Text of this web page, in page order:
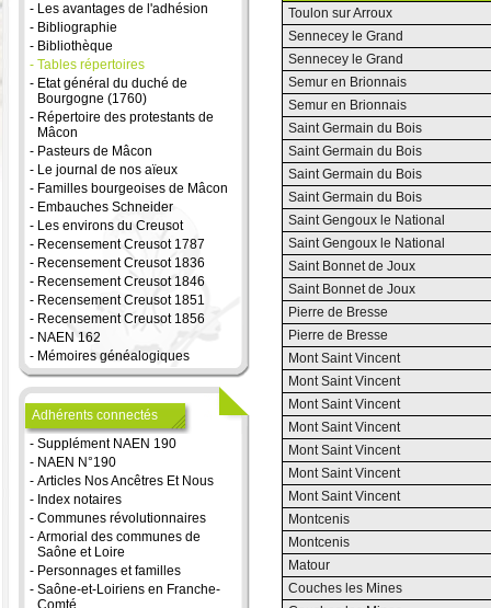
- Les avantages de l'adhésion
- Bibliographie
- Bibliothèque
- Tables répertoires
- Etat général du duché de
Bourgogne (1760)
- Répertoire des protestants de
Mâcon
- Pasteurs de Mâcon
- Le journal de nos aïeux
- Familles bourgeoises de Mâcon
- Embauches Schneider
- Les environs du Creusot
- Recensement Creusot 1787
- Recensement Creusot 1836
- Recensement Creusot 1846
- Recensement Creusot 1851
- Recensement Creusot 1856
- NAEN 162
- Mémoires généalogiques
Adhérents connectés
- Supplément NAEN 190
- NAEN N°190
- Articles Nos Ancêtres Et Nous
- Index notaires
- Communes révolutionnaires
- Armorial des communes de
Saône et Loire
- Personnages et familles
- Saône-et-Loiriens en Franche-
Comté
Toulon sur Arroux
Sennecey le Grand
Sennecey le Grand
Semur en Brionnais
Semur en Brionnais
Saint Germain du Bois
Saint Germain du Bois
Saint Germain du Bois
Saint Germain du Bois
Saint Gengoux le National
Saint Gengoux le National
Saint Bonnet de Joux
Saint Bonnet de Joux
Pierre de Bresse
Pierre de Bresse
Mont Saint Vincent
Mont Saint Vincent
Mont Saint Vincent
Mont Saint Vincent
Mont Saint Vincent
Mont Saint Vincent
Mont Saint Vincent
Montcenis
Montcenis
Matour
Couches les Mines